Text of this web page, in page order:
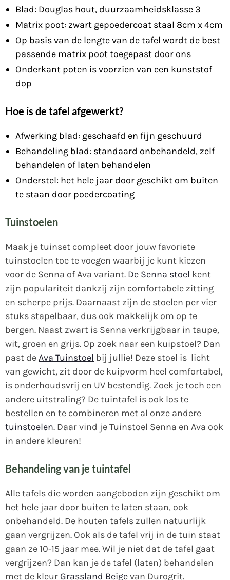
Blad: Douglas hout, duurzaamheidsklasse 3
Matrix poot: zwart gepoedercoat staal 8cm x 4cm
Op basis van de lengte van de tafel wordt de best
passende matrix poot toegepast door ons
Onderkant poten is voorzien van een kunststof
dop
Hoe is de tafel afgewerkt?
Afwerking blad: geschaafd en fijn geschuurd
Behandeling blad: standaard onbehandeld, zelf
behandelen of laten behandelen
Onderstel: het hele jaar door geschikt om buiten
te staan door poedercoating
Tuinstoelen
Maak je tuinset compleet door jouw favoriete
tuinstoelen toe te voegen waarbij je kunt kiezen
voor de Senna of Ava variant. De Senna stoel kent
zijn populariteit dankzij zijn comfortabele zitting
en scherpe prijs. Daarnaast zijn de stoelen per vier
stuks stapelbaar, dus ook makkelijk om op te
bergen. Naast zwart is Senna verkrijgbaar in taupe,
wit, groen en grijs. Op zoek naar een kuipstoel? Dan
past deAva Tuinstoel bij jullie! Deze stoel is licht
van gewicht, zit door de kuipvorm heel comfortabel,
is onderhoudsvrij en UV bestendig. Zoek je toch een
andere uitstraling? De tuintafel is ook los te
bestellen en te combineren met al onze andere
tuinstoelen. Daar vind je Tuinstoel Senna en Ava ook
in andere kleuren!
Behandeling van je tuintafel
Alle tafels die worden aangeboden zijn geschikt om
het hele jaar door buiten te laten staan, ook
onbehandeld. De houten tafels zullen natuurlijk
gaan vergrijzen. Ook als de tafel vrij in de tuin staat
gaan ze 10-15 jaar mee. Wil je niet dat de tafel gaat
vergrijzen? Dan kan je de tafel (laten) behandelen
met de kleur Grassland Beigevan Durogrit.